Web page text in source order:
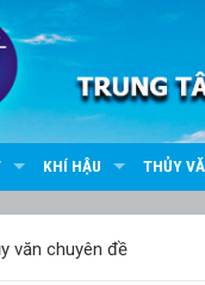
KHÍ HẬU THỦY
văn chuyên đề